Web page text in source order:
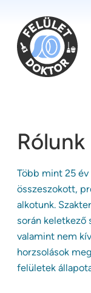
tartalomhoz
Rólunk
Több mint 25
összeszokott,
alkotunk.
során keletkező
valamint nem
horzsolások
felületek